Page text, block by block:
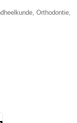
Orthodontie,